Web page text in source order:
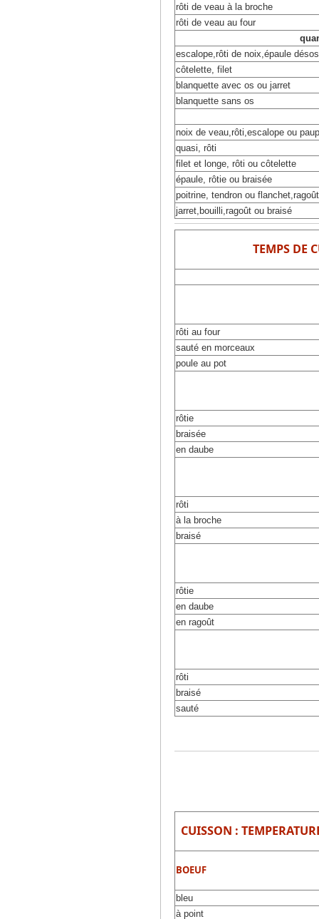
rôti de veau à la broche
rôti de veau au four
escalope,rôti de noix,épaule
côtelette, filet
blanquette avec os ou jarret
blanquette sans os
noix de veau,rôti,escalope ou
quasi, rôti
filet et longe, rôti ou côtelette
épaule, rôtie ou braisée
poitrine, tendron ou
jarret,bouilli,ragoût ou braisé
TEMPS DE
rôti au four
sauté en morceaux
poule au pot
rôtie
braisée
en daube
rôti
à la broche
braisé
rôtie
en daube
en ragoût
rôti
braisé
sauté
CUISSON :
BOEUF
bleu
à point